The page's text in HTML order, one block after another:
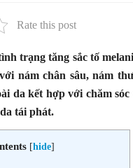
Rate this post
trạng tăng sắc tố
nám chân sâu, nám
da kết hợp với chăm
tái phát.
[hide]